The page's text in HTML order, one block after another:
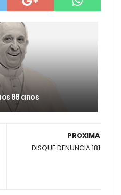
88 anos
PROXIMA
DISQUE DENUNCIA 181